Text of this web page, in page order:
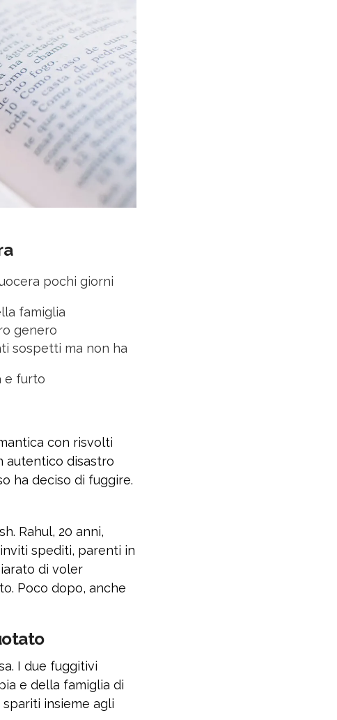
pochi giorni
famiglia
genero
sospetti ma non ha
e furto
con risvolti
autentico disastro
ha deciso di fuggire.
Rahul, 20 anni,
spediti, parenti in
di voler
Poco dopo, anche
I due fuggitivi
e della famiglia di
insieme agli